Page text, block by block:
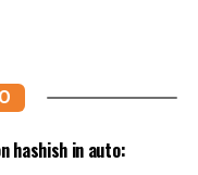
hashish in auto: